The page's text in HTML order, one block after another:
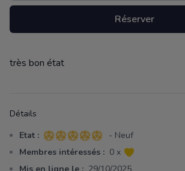
Réserver
Description
très bon état
Détails
Etat : 5 sur 5 étoiles
- Neuf
Membres intéressés : 0 x